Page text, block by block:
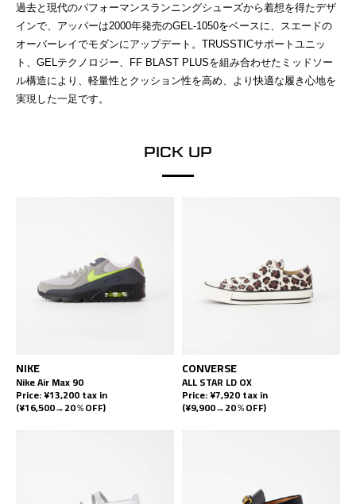
過去と現代のパフォーマンスランニングシューズから着想を得たデザ
インで、アッパーは2000年発売のGEL-1050をベースに、スエードの
オーバーレイでモダンにアップデート。TRUSSTICサポートユニッ
ト、GELテクノロジー、FF BLAST PLUSを組み合わせたミッドソー
ル構造により、軽量性とクッション性を高め、より快適な履き心地を
実現した一足です。
PICK UP
NIKE
Nike Air Max 90
Price: ¥13,200 tax in
(¥16,500→20％OFF)
CONVERSE
ALL STAR LD OX
Price: ¥7,920 tax in
(¥9,900→20％OFF)